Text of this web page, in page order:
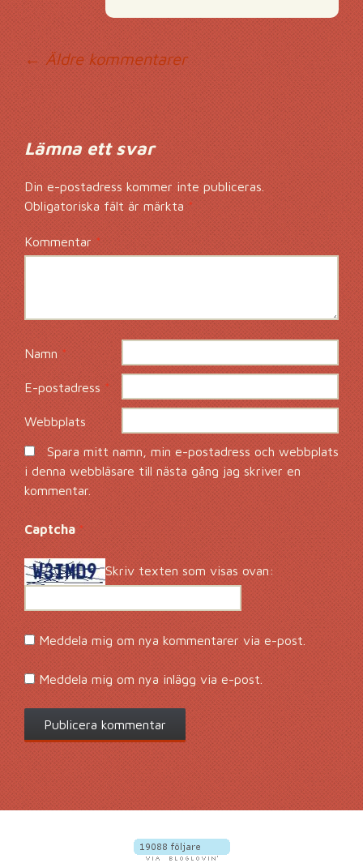
← Äldre kommentarer
Lämna ett svar
Din e-postadress kommer inte publiceras.
Obligatoriska fält är märkta*
Kommentar*
Namn *
E-postadress *
Webbplats
Spara mitt namn, min e-postadress och webbplats
i denna webbläsare till nästa gång jag skriver en
kommentar.
Captcha *
Skriv texten som visas ovan:
Meddela mig om nya kommentarer via e-post.
Meddela mig om nya inlägg via e-post.